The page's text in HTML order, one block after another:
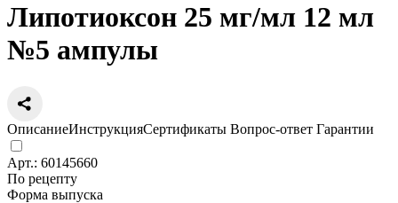
Липотиоксон 25 мг/мл 12 мл
№5 ампулы
ОписаниеИнструкцияСертификаты Вопрос-ответ Гарантии
Арт.: 60145660
По рецепту
Форма выпуска